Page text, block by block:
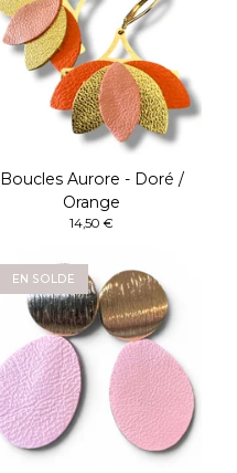
Boucles Aurore - Doré /
Orange
14,50 €
EN SOLDE